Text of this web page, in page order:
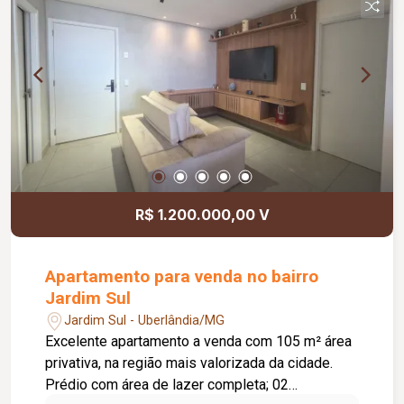
R$ 1.200.000,00 V
Apartamento para venda no bairro
Jardim Sul
Jardim Sul - Uberlândia/MG
Excelente apartamento a venda com 105 m² área
privativa, na região mais valorizada da cidade.
Prédio com área de lazer completa; 02